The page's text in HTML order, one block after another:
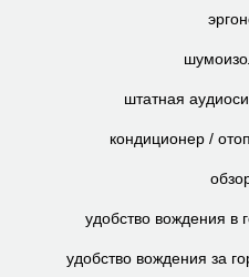
штатная
кондиционер /
удобство вождения в
удобство вождения за